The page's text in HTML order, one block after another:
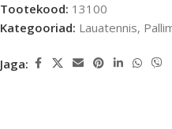
Tootekood: 13100
Kategooriad: Lauatennis,
Jaga: